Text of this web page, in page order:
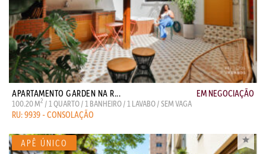
APARTAMENTO GARDEN NA R... EM NEGOCIAÇÃO
100.20 M2 / 1 QUARTO / 1 BANHEIRO / 1 LAVABO / SEM VAGA
RU: 9939 - CONSOLAÇÃO